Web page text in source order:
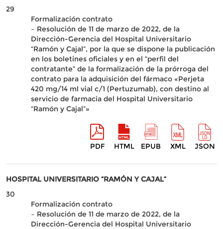
29
Formalización contrato
– Resolución de 11 de marzo de 2022, de la
Dirección-Gerencia del Hospital Universitario
“Ramón y Cajal”, por la que se dispone la publicación
en los boletines oficiales y en el “perfil del
contratante” de la formalización de la prórroga del
contrato para la adquisición del fármaco «Perjeta
420 mg/14 ml vial c/1 (Pertuzumab), con destino al
servicio de farmacia del Hospital Universitario
“Ramón y Cajal”»
PDF HTML EPUB XML JSON
HOSPITAL UNIVERSITARIO “RAMÓN Y CAJAL”
30
Formalización contrato
– Resolución de 11 de marzo de 2022, de la
Dirección-Gerencia del Hospital Universitario